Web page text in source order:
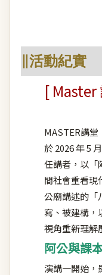
∥活動紀實
[
MASTER講堂
於 2026 年 5
任講者，以「
間社會重看現
公廟講述的「
寫、被建構，
視角重新理解
阿公與課
演講一開始，